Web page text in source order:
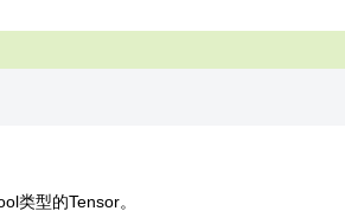
类型的Tensor。